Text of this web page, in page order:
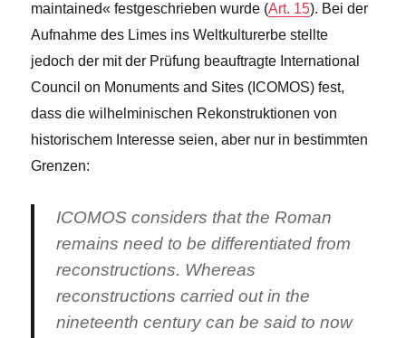
maintained« festgeschrieben wurde (Art. 15). Bei der
Aufnahme des Limes ins Weltkulturerbe stellte
jedoch der mit der Prüfung beauftragte International
Council on Monuments and Sites (ICOMOS) fest,
dass die wilhelminischen Rekonstruktionen von
historischem Interesse seien, aber nur in bestimmten
Grenzen:
ICOMOS considers that the Roman
remains need to be differentiated from
reconstructions. Whereas
reconstructions carried out in the
nineteenth century can be said to now